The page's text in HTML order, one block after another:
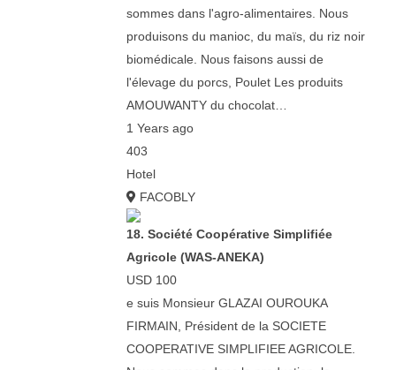
sommes dans l'agro-alimentaires. Nous
produisons du manioc, du maïs, du riz noir
biomédicale. Nous faisons aussi de
l'élevage du porcs, Poulet Les produits
AMOUWANTY du chocolat…
1 Years ago
403
Hotel
FACOBLY
18. Société Coopérative Simplifiée
Agricole (WAS-ANEKA)
USD 100
e suis Monsieur GLAZAI OUROUKA
FIRMAIN, Président de la SOCIETE
COOPERATIVE SIMPLIFIEE AGRICOLE.